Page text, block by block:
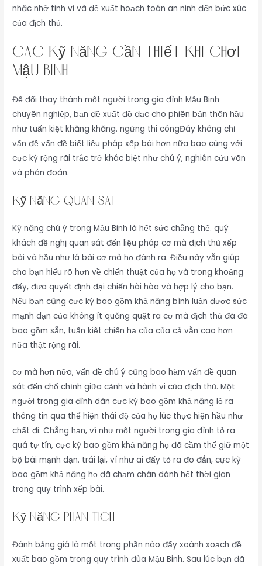
nhăc nhở tinh vi và đề xuất hoạch toán an ninh đến bức xúc
của địch thủ.
Các Kỹ Năng Cần Thiết Khi Chơi
Mậu Binh
Để đổi thay thành một người trong gia đình Mậu Binh
chuyên nghiệp, bạn đề xuất đồ đạc cho phiên bản thân hầu
như tuấn kiệt khăng khăng. ngừng thi côngĐây không chỉ
vấn đề vấn đề biết liệu pháp xếp bài hơn nữa bao cùng với
cực kỳ rộng rãi trắc trở khác biệt như chú ý, nghiên cứu vãn
và phán đoán.
Kỹ Năng Quan Sát
Kỹ năng chú ý trong Mậu Binh là hết sức chẳng thể. quý
khách đề nghị quan sát đến liệu pháp cơ mà địch thủ xếp
bài và hầu như lá bài cơ mà họ đánh ra. Điều này vẫn giúp
cho bạn hiểu rõ hơn về chiến thuật của họ và trong khoảng
đấy, đưa quyết định đại chiến hài hòa và hợp lý cho bạn.
Nếu bạn cũng cực kỳ bao gồm khả năng bình luận được sức
mạnh dạn của không ít quăng quật ra cơ mà địch thủ đã đã
bao gồm sẵn, tuấn kiệt chiến hạ của của cả vẫn cao hơn
nữa thật rộng rãi.
cơ mà hơn nữa, vấn đề chú ý cũng bao hàm vấn đề quan
sát đến chổ chính giữa cảnh và hành vi của địch thủ. Một
người trong gia đình dân cực kỳ bao gồm khả năng lộ ra
thông tin qua thể hiện thái độ của họ lúc thực hiện hầu như
chất đi. Chẳng hạn, ví như một người trong gia đình tỏ ra
quá tự tín, cực kỳ bao gồm khả năng họ đã cầm thế giữ một
bộ bài mạnh dạn. trái lại, ví như ai đấy tỏ ra đo đắn, cực kỳ
bao gồm khả năng họ đã chạm chán dành hết thời gian
trong quy trình xếp bài.
Kỹ Năng Phân Tích
Đánh bảng giá là một trong phần nào đấy xoành xoạch đề
xuất bao gồm trong quy trình đùa Mậu Binh. Sau lúc bạn đã